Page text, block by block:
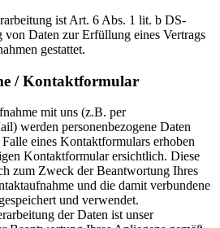
ist Art. 6 Abs. 1 lit. b DS-
Daten zur Erfüllung eines Vertrags
gestattet.
/ Kontaktformular
mit uns (z.B. per
werden personenbezogene Daten
eines Kontaktformulars erhoben
Kontaktformular ersichtlich. Diese
zum Zweck der Beantwortung Ihres
und die damit verbundene
und verwendet.
der Daten ist unser